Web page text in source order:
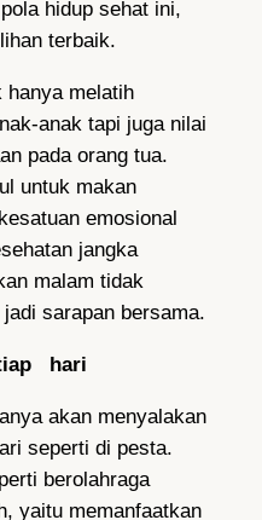
hidup sehat ini,
terbaik.
hanya melatih
anak tapi juga nilai
pada orang tua.
untuk makan
emosional
jangka
malam tidak
sarapan bersama.
hari
akan menyalakan
seperti di pesta.
berolahraga
yaitu memanfaatkan